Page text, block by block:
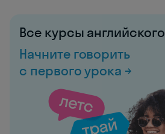
Все курсы английского
Начните говорить
с первого урока →